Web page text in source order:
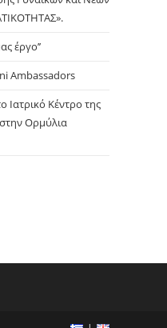
έργο’’
Ambassadors
Ιατρικό Κέντρο της
Ορμύλια